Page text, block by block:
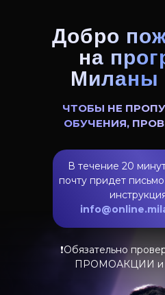
Добро
на
Миланы
В течение 20
почту придет
ЧТОБЫ НЕ
ОБУЧЕНИЯ,
❗️Обязательно
ПРОМОАКЦИИ и